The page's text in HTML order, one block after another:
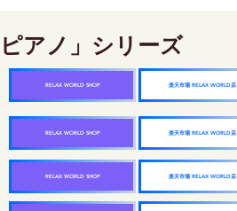
アノ」シリーズ
楽天市場 RELAX WORLD店
RELAX WORLD SHOP
楽天市場 RELAX WORLD店
RELAX WORLD SHOP
楽天市場 RELAX WORLD店
RELAX WORLD SHOP